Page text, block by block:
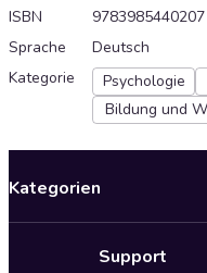
ISBN
9783985440207
Sprache
Deutsch
Kategorie
Psychologie
Bildung und
Kategorien
Support